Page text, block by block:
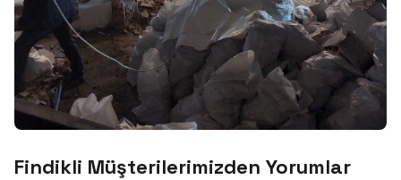
Findikli Müşterilerimizden Yorumlar